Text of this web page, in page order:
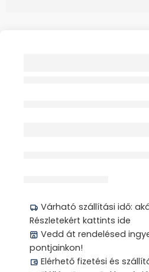
Várható szállítási idő:
Részletekért kattints ide
Vedd át rendelésed
pontjainkon!
Elérhető fizetési és